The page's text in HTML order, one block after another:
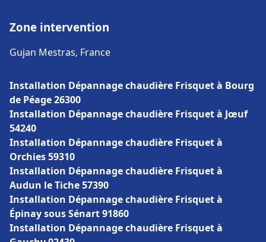
Zone intervention
Gujan Mestras, France
Installation Dépannage chaudière Frisquet à Bourg
de Péage 26300
Installation Dépannage chaudière Frisquet à Jœuf
54240
Installation Dépannage chaudière Frisquet à
Orchies 59310
Installation Dépannage chaudière Frisquet à
Audun le Tiche 57390
Installation Dépannage chaudière Frisquet à
Épinay sous Sénart 91860
Installation Dépannage chaudière Frisquet à